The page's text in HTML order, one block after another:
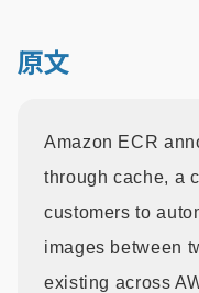
原文
Amazon ECR
through cache, a
customers to
images between
existing across